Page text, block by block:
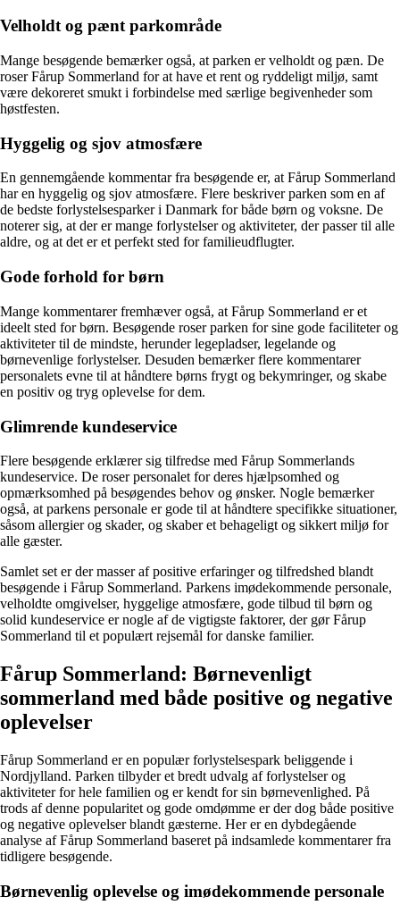
Velholdt og pænt parkområde
Mange besøgende bemærker også, at parken er velholdt og pæn. De
roser Fårup Sommerland for at have et rent og ryddeligt miljø, samt
være dekoreret smukt i forbindelse med særlige begivenheder som
høstfesten.
Hyggelig og sjov atmosfære
En gennemgående kommentar fra besøgende er, at Fårup Sommerland
har en hyggelig og sjov atmosfære. Flere beskriver parken som en af
de bedste forlystelsesparker i Danmark for både børn og voksne. De
noterer sig, at der er mange forlystelser og aktiviteter, der passer til alle
aldre, og at det er et perfekt sted for familieudflugter.
Gode forhold for børn
Mange kommentarer fremhæver også, at Fårup Sommerland er et
ideelt sted for børn. Besøgende roser parken for sine gode faciliteter og
aktiviteter til de mindste, herunder legepladser, legelande og
børnevenlige forlystelser. Desuden bemærker flere kommentarer
personalets evne til at håndtere børns frygt og bekymringer, og skabe
en positiv og tryg oplevelse for dem.
Glimrende kundeservice
Flere besøgende erklærer sig tilfredse med Fårup Sommerlands
kundeservice. De roser personalet for deres hjælpsomhed og
opmærksomhed på besøgendes behov og ønsker. Nogle bemærker
også, at parkens personale er gode til at håndtere specifikke situationer,
såsom allergier og skader, og skaber et behageligt og sikkert miljø for
alle gæster.
Samlet set er der masser af positive erfaringer og tilfredshed blandt
besøgende i Fårup Sommerland. Parkens imødekommende personale,
velholdte omgivelser, hyggelige atmosfære, gode tilbud til børn og
solid kundeservice er nogle af de vigtigste faktorer, der gør Fårup
Sommerland til et populært rejsemål for danske familier.
Fårup Sommerland: Børnevenligt
sommerland med både positive og negative
oplevelser
Fårup Sommerland er en populær forlystelsespark beliggende i
Nordjylland. Parken tilbyder et bredt udvalg af forlystelser og
aktiviteter for hele familien og er kendt for sin børnevenlighed. På
trods af denne popularitet og gode omdømme er der dog både positive
og negative oplevelser blandt gæsterne. Her er en dybdegående
analyse af Fårup Sommerland baseret på indsamlede kommentarer fra
tidligere besøgende.
Børnevenlig oplevelse og imødekommende personale